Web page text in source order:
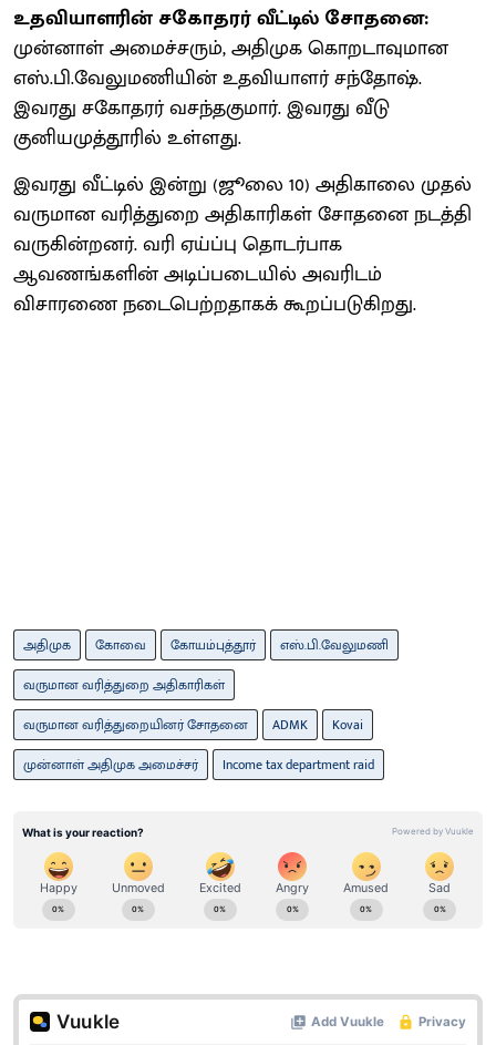
உதவியாளரின் சகோதரர் வீட்டில் சோதனை:
முன்னாள் அமைச்சரும், அதிமுக கொறடாவுமான
எஸ்.பி.வேலுமணியின் உதவியாளர் சந்தோஷ்.
இவரது சகோதரர் வசந்தகுமார். இவரது வீடு
குனியமுத்தூரில் உள்ளது.
இவரது வீட்டில் இன்று (ஜூலை 10) அதிகாலை முதல்
வருமான வரித்துறை அதிகாரிகள் சோதனை நடத்தி
வருகின்றனர். வரி ஏய்ப்பு தொடர்பாக
ஆவணங்களின் அடிப்படையில் அவரிடம்
விசாரணை நடைபெற்றதாகக் கூறப்படுகிறது.
அதிமுக கோவை கோயம்புத்தூர்
எஸ்.பி.வேலுமணி
வருமான வரித்துறை அதிகாரிகள்
வருமான வரித்துறையினர் சோதனை
ADMK
Kovai
முன்னாள் அதிமுக அமைச்சர்
Income tax department raid